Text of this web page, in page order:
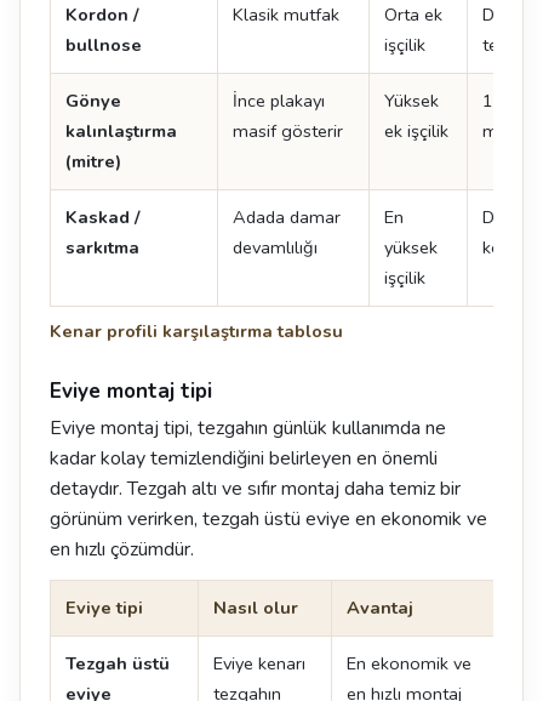
Kenar profili karşılaştırma tablosu
Kordon /
bullnose
Klasik mutfak
Orta ek
işçilik
Doğal
tercih
Gönye
kalınlaştırma
(mitre)
İnce plakayı
masif gösterir
Yüksek
ek işçilik
12
mm
Kaskad /
sarkıtma
Adada damar
devamlılığı
En
yüksek
işçilik
Damar
Eviye montaj tipi
Eviye montaj tipi, tezgahın günlük kullanımda ne
kadar kolay temizlendiğini belirleyen en önemli
detaydır. Tezgah altı ve sıfır montaj daha temiz bir
görünüm verirken, tezgah üstü eviye en ekonomik ve
en hızlı çözümdür.
Eviye tipi Nasıl olur Avantaj
Tezgah üstü
eviye
Eviye kenarı
tezgahın
En ekonomik ve
en hızlı montaj